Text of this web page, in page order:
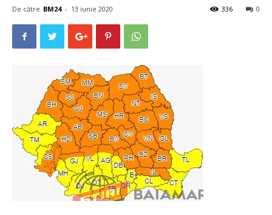
De către BM24 - 13 iunie 2020 0
336